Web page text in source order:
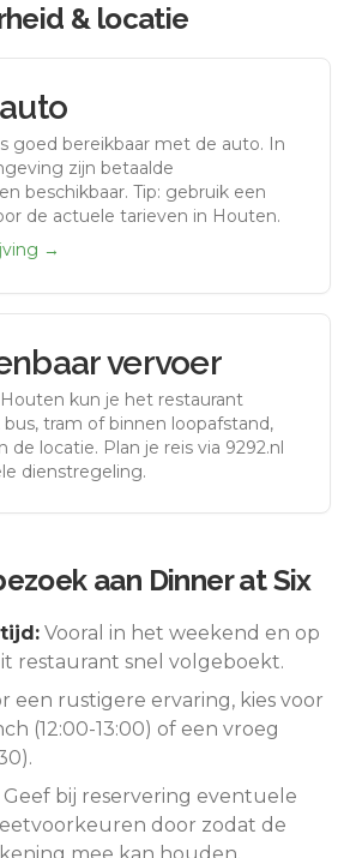
& locatie
goed bereikbaar met de auto. In
zijn betaalde
beschikbaar. Tip: gebruik een
de actuele tarieven in Houten.
→
vervoer
Houten kun je het restaurant
tram of binnen loopafstand,
de locatie. Plan je reis via 9292.nl
dienstregeling.
aan Dinner at Six
Vooral in het weekend en op
restaurant snel volgeboekt.
een rustigere ervaring, kies voor
(12:00-13:00) of een vroeg
Geef bij reservering eventuele
door zodat de